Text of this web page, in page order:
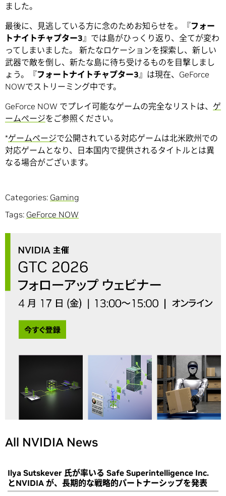
ました。
最後に、見逃している方に念のためお知らせを。『フォー
トナイトチャプター3 』では島がひっくり返り、全てが変わ
ってしまいました。 新たなロケーションを探索し、新しい
武器で敵を倒し、新たな島に待ち受けるものを目撃しまし
ょう。『フォートナイトチャプター3 』は現在、GeForce
NOWでストリーミング中です。
GeForce NOW でプレイ可能なゲームの完全なリストは、 ゲ
ームぺージをご参照ください。
*ゲームページで公開されている対応ゲームは北米欧州での
対応ゲームとなり、日本国内で提供されるタイトルとは異
なる場合がございます。
Categories: Gaming
Tags: GeForce NOW
All NVIDIA News
Ilya Sutskever 氏が率いる Safe Superintelligence Inc.
とNVIDIA が、長期的な戦略的パートナーシップを発表